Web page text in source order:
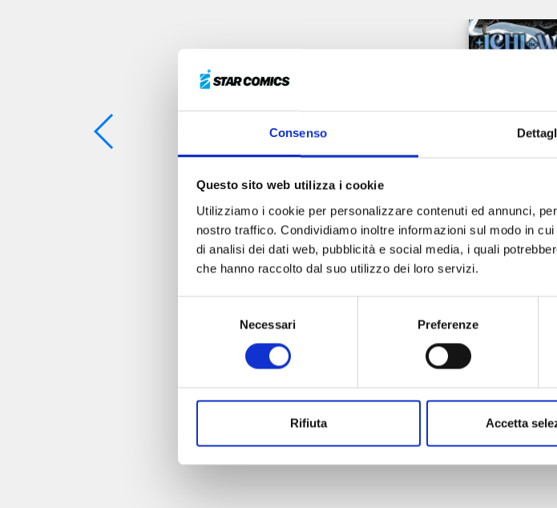
Consenso
Questo sito web utilizza i cookie
Utilizziamo i cookie per personalizzare contenuti ed annunci,
nostro traffico. Condividiamo inoltre informazioni sul modo in
di analisi dei dati web, pubblicità e social media, i quali
che hanno raccolto dal suo utilizzo dei loro servizi.
Necessari Preferenze
Rifiuta Accetta
ICHI THE
€ 6,90
Mostra